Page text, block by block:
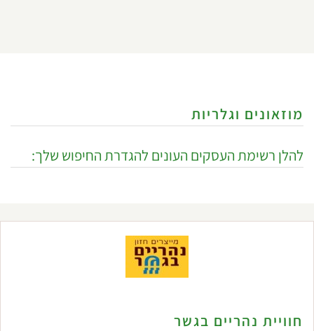
מוזאונים וגלריות
להלן רשימת העסקים העונים להגדרת החיפוש שלך:
חוויית נהריים בגשר